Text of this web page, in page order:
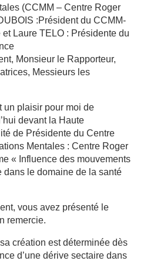
(CCMM – Centre Roger
:Président du CCMM-
Laure TELO : Présidente du
Monsieur le Rapporteur,
Messieurs les
un plaisir pour moi de
devant la Haute
de Présidente du Centre
Mentales : Centre Roger
« Influence des mouvements
dans le domaine de la santé
vous avez présenté le
remercie.
création est déterminée dès
d’une dérive sectaire dans